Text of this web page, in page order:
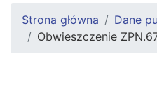
Strona główna Dane
Obwieszczenie